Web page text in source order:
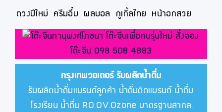
ดวงปีใหม่ ครีมอึ๋ม ผลบอล กูเกิ้ลไทย หน้าอกสวย
กรุงเทพวอเตอร์ รับผลิตน้ำดื่ม
รับผลิตน้ำดื่มแบรนด์ลูกค้า น้ำดื่มติดแบรนด์ น้ำดื่ม
โรงเรียน น้ำดื่ม RO.OV.Ozone มาตรฐานสากล